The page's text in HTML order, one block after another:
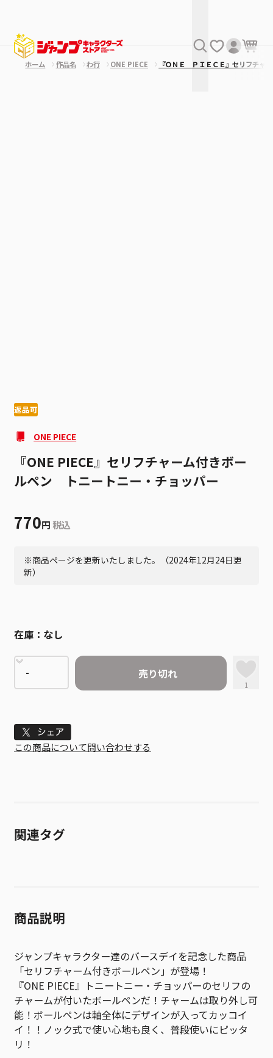
ホーム 作品名 わ行 ONE PIECE 『ＯＮＥ ＰＩＥＣＥ』セリフチ
返品可
ONE PIECE
『ONE PIECE』セリフチャーム付きボー
ルペン トニートニー・チョッパー
770円 税込
※商品ページを更新いたしました。（2024年12月24日更
新）
在庫： なし
売り切れ
1
Tweet
この商品について問い合わせする
関連タグ
商品説明
ジャンプキャラクター達のバースデイを記念した商品
「セリフチャーム付きボールペン」が登場！
『ONE PIECE』トニートニー・チョッパーのセリフの
チャームが付いたボールペンだ！チャームは取り外し可
能！ボールペンは軸全体にデザインが入ってカッコイ
イ！！ノック式で使い心地も良く、普段使いにピッタ
リ！